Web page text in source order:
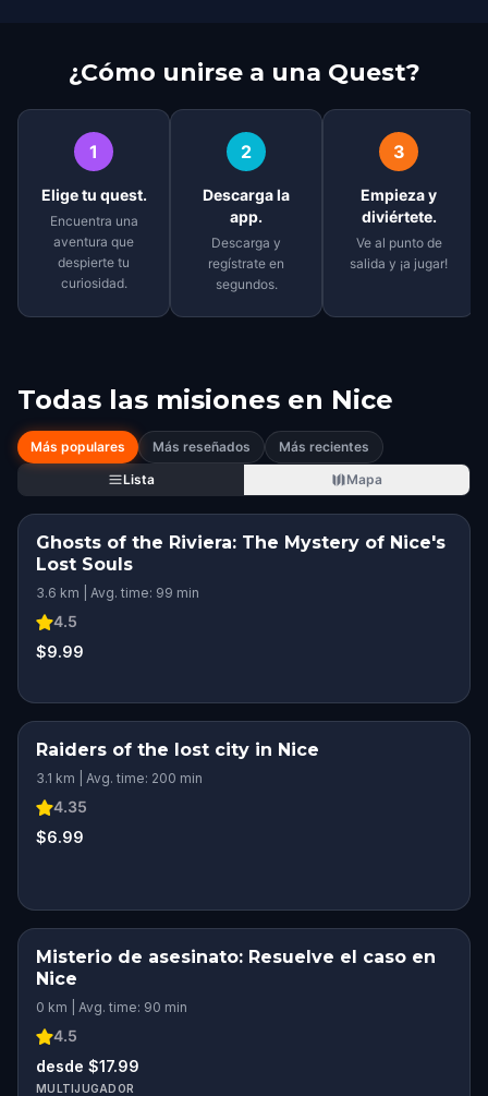
¿Cómo unirse a una Quest?
1
Elige tu quest.
Encuentra una
aventura que
despierte tu
curiosidad.
2
Descarga la
app.
Descarga y
regístrate en
segundos.
3
Empieza y
diviértete.
Ve al punto de
salida y ¡a jugar!
Todas las misiones en Nice
Más populares Más reseñados
Más recientes
Lista
Mapa
Ghosts of the Riviera: The Mystery of Nice's
Lost Souls
3.6 km | Avg. time: 99 min
4.5
$9.99
Raiders of the lost city in Nice
3.1 km | Avg. time: 200 min
4.35
$6.99
Misterio de asesinato: Resuelve el caso en
Nice
0 km | Avg. time: 90 min
4.5
desde $17.99
MULTIJUGADOR